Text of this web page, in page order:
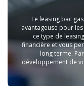
Le leasing bac
avantageuse pour
ce type de
financière et vous
long terme.
développement de